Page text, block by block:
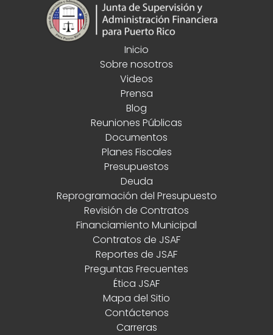
Inicio
Sobre nosotros
Videos
Prensa
Blog
Reuniones Públicas
Documentos
Planes Fiscales
Presupuestos
Deuda
Reprogramación del Presupuesto
Revisión de Contratos
Financiamiento Municipal
Contratos de JSAF
Reportes de JSAF
Preguntas Frecuentes
Ética JSAF
Mapa del Sitio
Contáctenos
Carreras